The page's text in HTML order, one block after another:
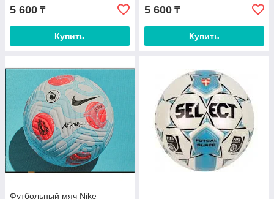
5 600 ₸
Купить
5 600 ₸
Купить
Футбольный мяч Nike